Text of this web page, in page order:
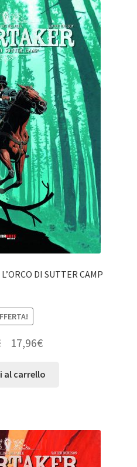
DI SUTTER CAMP
17,96€
al carrello